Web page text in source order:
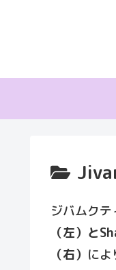
ジバムク
（左）と
（右） によ